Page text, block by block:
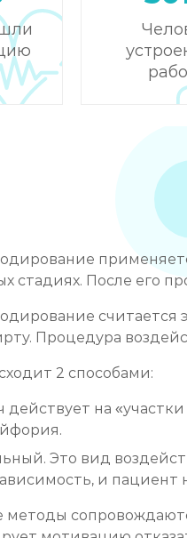
стадиях. После его
считается
Процедура
2 способами:
на
Это вид
и пациент
методы